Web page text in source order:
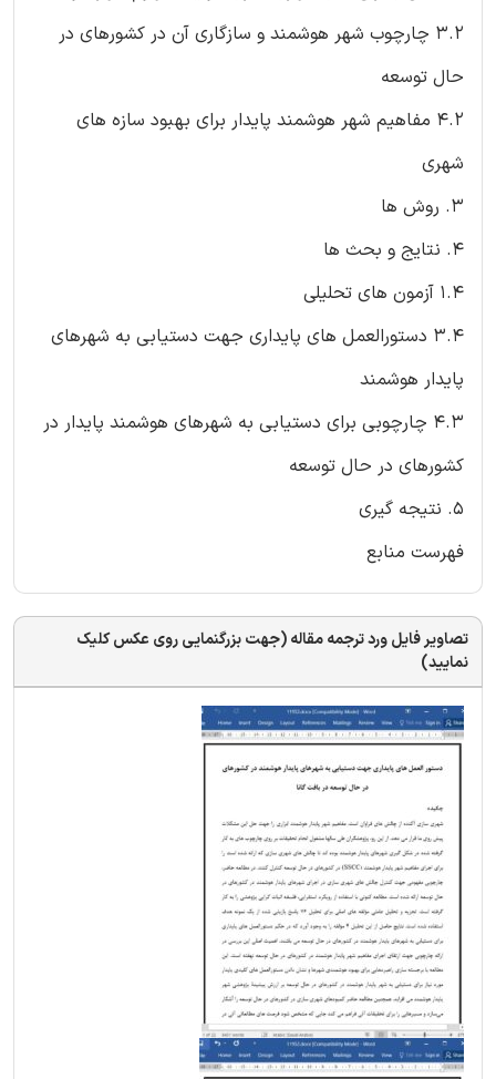
3.2 چارچوب شهر هوشمند و سازگاری آن در کشورهای در
حال توسعه
4.2 مفاهیم شهر هوشمند پایدار برای بهبود سازه های
شهری
3. روش ها
4. نتایج و بحث ها
1.4 آزمون های تحلیلی
3.4 دستورالعمل های پایداری جهت دستیابی به شهرهای
پایدار هوشمند
4.3 چارچوبی برای دستیابی به شهرهای هوشمند پایدار در
کشورهای در حال توسعه
5. نتیجه گیری
فهرست منابع
تصاویر فایل ورد ترجمه مقاله (جهت بزرگنمایی روی عکس کلیک
نمایید)